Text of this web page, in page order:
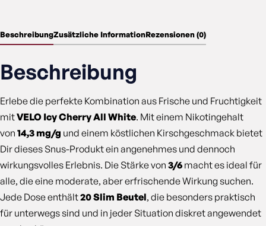
BeschreibungZusätzliche InformationRezensionen (0)
Beschreibung
Erlebe die perfekte Kombination aus Frische und Fruchtigkeit
mitVELO Icy Cherry All White. Mit einem Nikotingehalt
von 14,3 mg/g und einem köstlichen Kirschgeschmack bietet
Dir dieses Snus-Produkt ein angenehmes und dennoch
wirkungsvolles Erlebnis. Die Stärke von 3/6 macht es ideal für
alle, die eine moderate, aber erfrischende Wirkung suchen.
Jede Dose enthält20 Slim Beutel, die besonders praktisch
für unterwegs sind und in jeder Situation diskret angewendet